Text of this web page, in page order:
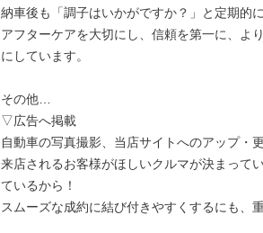
納車後も「調子はいかがですか？」と定期的
アフターケアを大切にし、信頼を第一に、よ
にしています。
その他…
▽広告へ掲載
自動車の写真撮影、当店サイトへのアップ・
来店されるお客様がほしいクルマが決まって
ているから！
スムーズな成約に結び付きやすくするにも、